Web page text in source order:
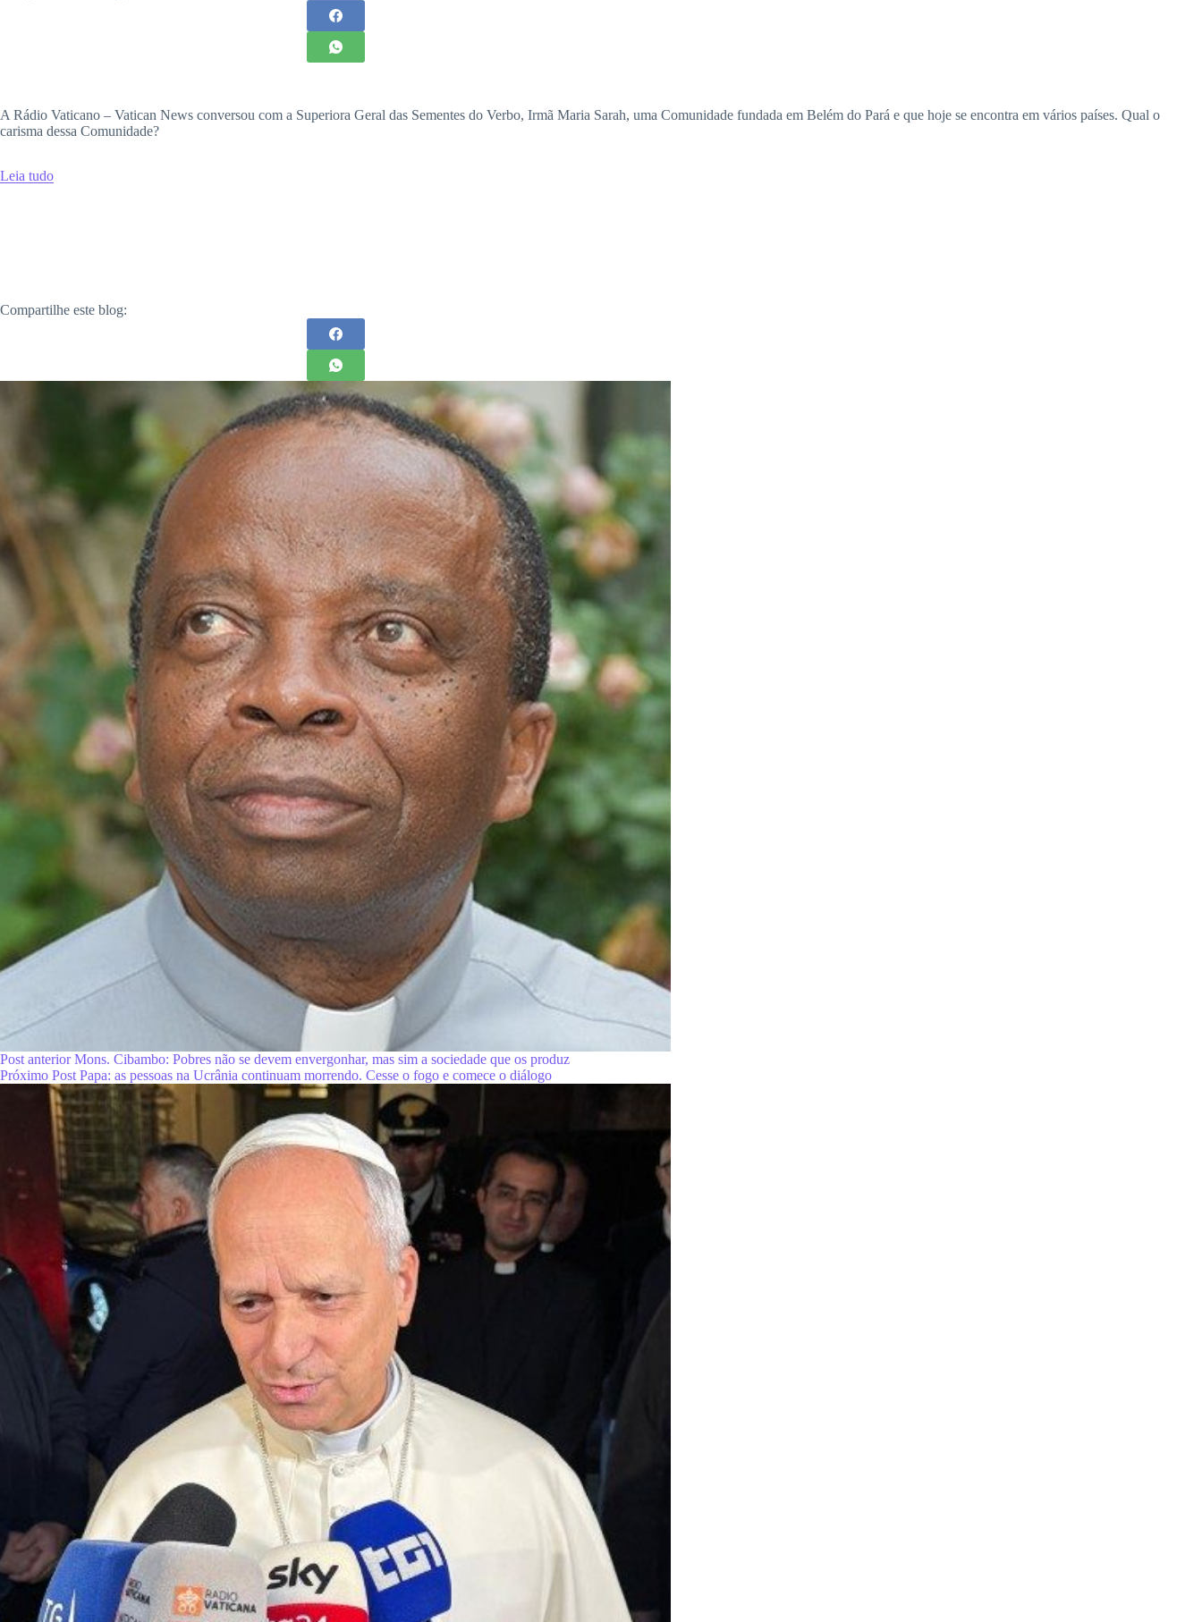
A Rádio Vaticano – Vatican News conversou com a Superiora Geral das Sementes do Verbo, Irmã Maria Sarah, uma Comunidade fundada em Belém do Pará e que hoje se encontra em vários países. Qual o
carisma dessa Comunidade?
Leia tudo
Compartilhe este blog:
Post anteriorMons. Cibambo: Pobres não se devem envergonhar, mas sim a sociedade que os produz
Próximo Post Papa: as pessoas na Ucrânia continuam morrendo. Cesse o fogo e comece o diálogo